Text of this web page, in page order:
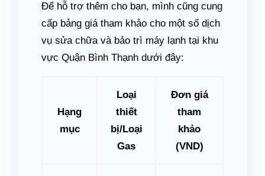
Để hỗ trợ thêm cho bạn, mình cũng cung
cấp bảng giá tham khảo cho một số dịch
vụ sửa chữa và bảo trì máy lạnh tại khu
vực Quận Bình Thạnh dưới đây:
Hạng
mục
Loại
thiết
bị/Loại
Gas
Đơn giá
tham
khảo
(VND)